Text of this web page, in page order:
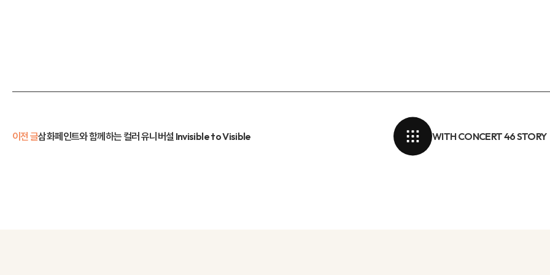
이전 글삼화페인트와 함께하는 컬러 유니버설 Invisible to Visible WITH CONCERT 46 STORY